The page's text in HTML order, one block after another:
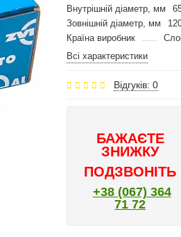
Внутрішній діаметр, мм
Зовнішній діаметр, мм
Країна виробник
Всі характеристики
Відгуків: 0
БАЖАЄТЕ
ЗНИЖКУ
ПОДЗВОНІТЬ
+38 (067) 364
71 72